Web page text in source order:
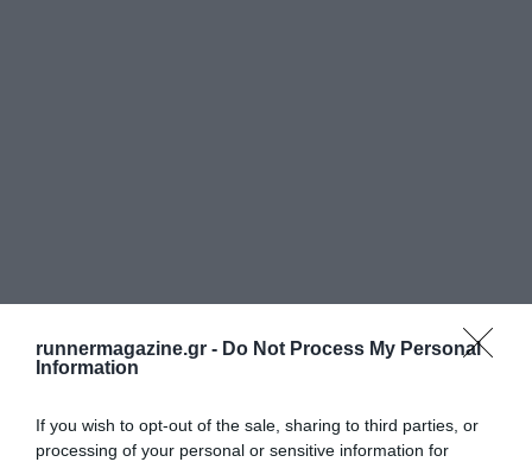
runnermagazine.gr - Do Not Process My Personal
Information
If you wish to opt-out of the sale, sharing to third parties, or
processing of your personal or sensitive information for